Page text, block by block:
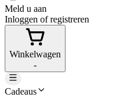
Meld u aan
Inloggen of registreren
Winkelwagen
-
Cadeaus